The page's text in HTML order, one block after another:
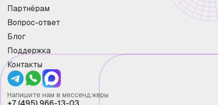
Партнёрам
Вопрос-ответ
Блог
Поддержка
Контакты
Напишите нам в мессенджеры